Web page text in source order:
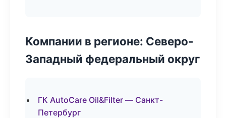
Компании в регионе: Северо-
Западный федеральный округ
ГК AutoCare Oil&Filter — Санкт-
Петербург